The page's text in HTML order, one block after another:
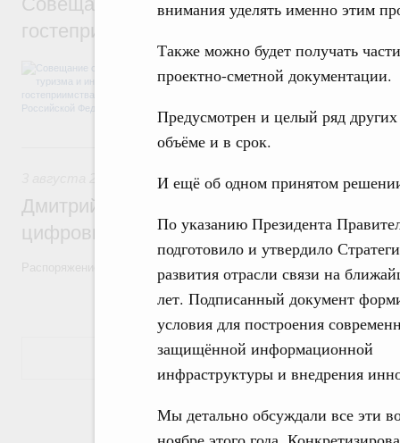
внимания уделять именно этим
Также можно будет получать
проектно-сметной документации.
Предусмотрен и целый ряд
объёме и в срок.
И ещё об одном принятом
По указанию Президента
подготовило и утвердило
развития отрасли связи на
лет. Подписанный документ
условия для построения
защищённой информационной
инфраструктуры и внедрения
Мы детально обсуждали все эти
гостеприимства в Российской Федерации
презентациями проектов развития
3 августа, понедельник
Регулирование в сфере торговли.
Дмитрий Григоренко возглавил штаб по
цифровых платформ
Показать еще